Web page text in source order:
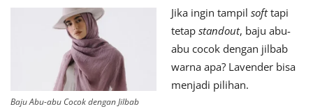
Baju Abu-abu Cocok dengan Jilbab
Jika ingin tampil softtapi
tetap standout, baju abu-
abu cocok dengan jilbab
warna apa? Lavender bisa
menjadi pilihan.